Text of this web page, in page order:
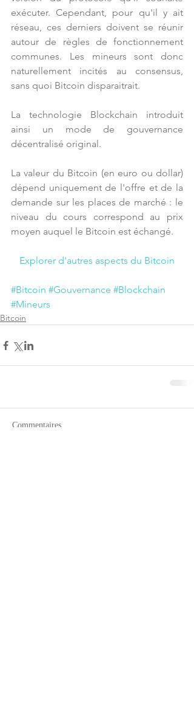
exécuter. Cependant, pour qu'il y ait
réseau, ces derniers doivent se réunir
autour de règles de fonctionnement
communes. Les mineurs sont donc
naturellement incités au consensus,
sans quoi Bitcoin disparaitrait.
La technologie Blockchain introduit
ainsi un mode de gouvernance
décentralisé original.
La valeur du Bitcoin (en euro ou dollar)
dépend uniquement de l'offre et de la
demande sur les places de marché : le
niveau du cours correspond au prix
moyen auquel le Bitcoin est échangé.
Explorer d'autres aspects du Bitcoin
#Bitcoin #Gouvernance #Blockchain
#Mineurs
Bitcoin
Commentaires